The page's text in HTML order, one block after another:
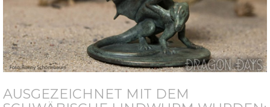
AUSGEZEICHNET MIT DEM